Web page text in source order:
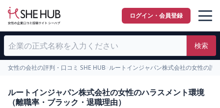
ログイン・会員登録
検索
女性の会社の評判・口コミ SHE HUB ルートインジャパン株式会社の女性の評
ルートインジャパン株式会社の女性のハラスメント環境
（離職率・ブラック・退職理由）